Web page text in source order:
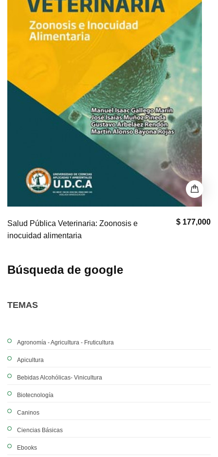
TEMAS
Agronomía - Agricultura - Fruticultura
Apicultura
Bebidas Alcohólicas- Vinicultura
Biotecnología
Caninos
Ciencias Básicas
Ebooks
$ 177,000
Salud Pública Veterinaria: Zoonosis e
inocuidad alimentaria
Búsqueda de google